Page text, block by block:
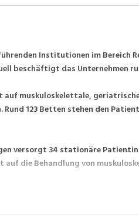
Institutionen im Bereich
beschäftigt das Unternehmen
auf muskuloskelettale,
123 Betten stehen den
versorgt 34 stationäre
die Behandlung von
in Windisch werden neben